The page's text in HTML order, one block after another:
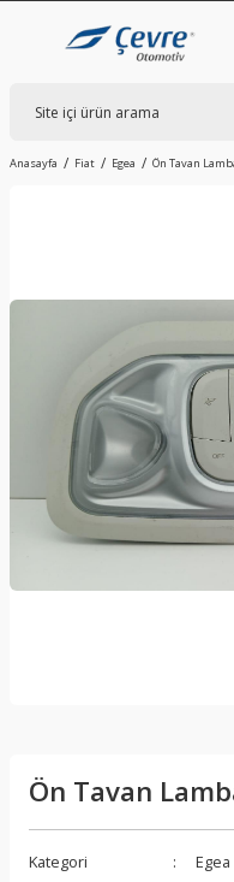
Anasayfa Fiat Egea Ön Tavan
Ön Tavan
Kategori
Egea